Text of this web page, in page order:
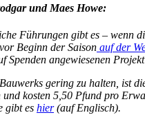
und Maes Howe:
Führungen gibt es – wenn
Beginn der Saison auf der
Spenden angewiesenen
gering zu halten, ist
und kosten 5,50 Pfund pro
gibt es hier(auf Englisch).